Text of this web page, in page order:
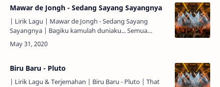
Mawar de Jongh - Sedang Sayang Sayangnya
| Lirik Lagu | Mawar de Jongh - Sedang Sayang
Sayangnya | Bagiku kamulah duniaku... Semua
kuberikan hanya untukmu... Aku menyayangimu...
Biru Baru - Pluto
| Lirik Lagu & Terjemahan | Biru Baru - Pluto | That